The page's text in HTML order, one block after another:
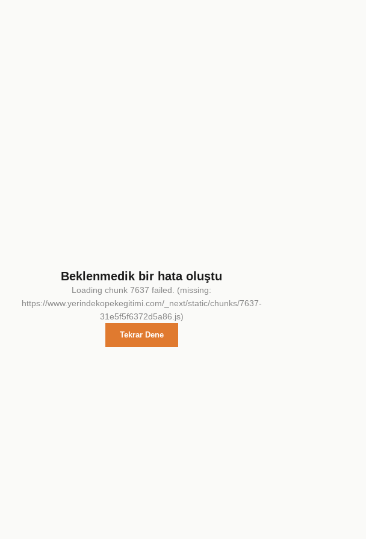
Beklenmedik bir hata oluştu
Loading chunk 7637 failed. (missing:
https://www.yerindekopekegitimi.com/_next/static/chunks/7637-
31e5f5f6372d5a86.js)
Tekrar Dene